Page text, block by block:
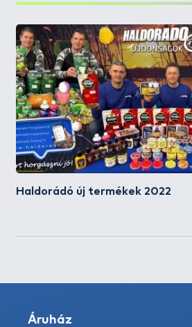
Haldorádó új termékek 2022
Áruház